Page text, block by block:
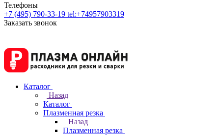
Телефоны
+7 (495) 790-33-19 tel:+74957903319
Заказать звонок
Каталог
Назад
Каталог
Плазменная резка
Назад
Плазменная резка